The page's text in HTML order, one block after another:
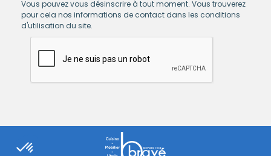
Vous pouvez vous désinscrire à tout moment. Vous trouverez
pour cela nos informations de contact dans les conditions
d'utilisation du site.